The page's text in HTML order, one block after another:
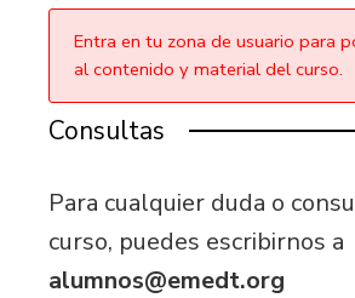
Entra en tu zona de usuario para
al contenido y material del curso.
Consultas
Para cualquier duda o
curso, puedes escribirnos a
alumnos@emedt.org